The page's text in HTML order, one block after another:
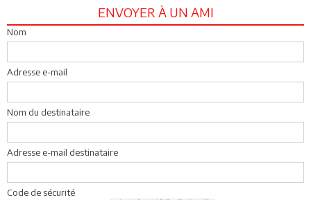
ENVOYER À UN AMI
Nom
Adresse e-mail
Nom du destinataire
Adresse e-mail destinataire
Code de sécurité